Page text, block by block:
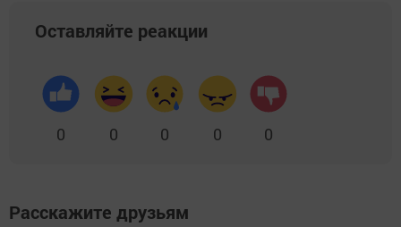
Оставляйте реакции
0 0 0 0 0
Расскажите друзьям